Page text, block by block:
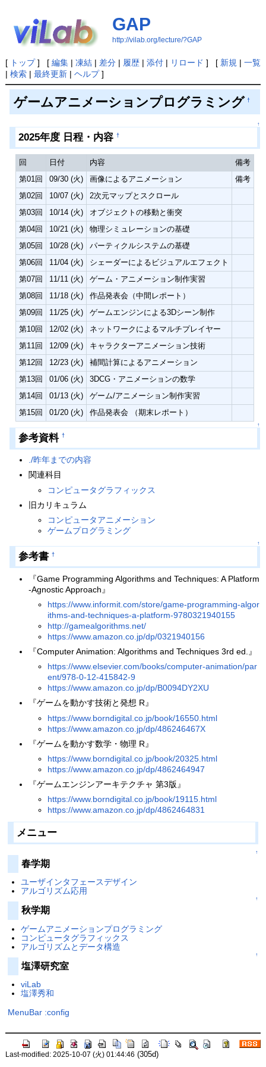
GAP
http://vilab.org/lecture/?GAP
[ トップ] [ 編集| 凍結| 差分| 履歴| 添付| リロード ] [ 新規 | 一覧
| 検索| 最終更新| ヘルプ]
ゲームアニメーションプログラミング †
↑
2025年度 日程・内容 †
回 日付 内容
備考
第01回
09/30 (火) 画像によるアニメーション
備考
第02回
10/07 (火)
2次元マップとスクロール
第03回
10/14 (火)
オブジェクトの移動と衝突
第04回
10/21 (火)
物理シミュレーションの基礎
第05回
10/28 (火)
パーティクルシステムの基礎
第06回
11/04 (火)
シェーダーによるビジュアルエフェクト
第07回
11/11 (火)
ゲーム・アニメーション制作実習
第08回
11/18 (火)
作品発表会（中間レポート）
第09回
11/25 (火)
ゲームエンジンによる3Dシーン制作
第10回
12/02 (火)
ネットワークによるマルチプレイヤー
第11回
12/09 (火)
キャラクターアニメーション技術
第12回
12/23 (火)
補間計算によるアニメーション
第13回
01/06 (火)
3DCG・アニメーションの数学
第14回
01/13 (火)
ゲーム/アニメーション制作実習
第15回
01/20 (火) 作品発表会 （期末レポート）
↑
参考資料 †
./昨年までの内容
関連科目
コンピュータグラフィックス
旧カリキュラム
コンピュータアニメーション
ゲームプログラミング
↑
参考書 †
『Game Programming Algorithms and Techniques: A Platform
-Agnostic Approach』
https://www.informit.com/store/game-programming-algor
ithms-and-techniques-a-platform-9780321940155
http://gamealgorithms.net/
https://www.amazon.co.jp/dp/0321940156
『Computer Animation: Algorithms and Techniques 3rd ed.』
https://www.elsevier.com/books/computer-animation/par
ent/978-0-12-415842-9
https://www.amazon.co.jp/dp/B0094DY2XU
『ゲームを動かす技術と発想 R』
https://www.borndigital.co.jp/book/16550.html
https://www.amazon.co.jp/dp/486246467X
『ゲームを動かす数学・物理 R』
https://www.borndigital.co.jp/book/20325.html
https://www.amazon.co.jp/dp/4862464947
『ゲームエンジンアーキテクチャ 第3版』
https://www.borndigital.co.jp/book/19115.html
https://www.amazon.co.jp/dp/4862464831
メニュー
↑
春学期
ユーザインタフェースデザイン
アルゴリズム応用
↑
秋学期
ゲームアニメーションプログラミング
コンピュータグラフィックス
アルゴリズムとデータ構造
↑
塩澤研究室
viLab
塩澤秀和
MenuBar :config
Last-modified: 2025-10-07 (火) 01:44:46 (305d)